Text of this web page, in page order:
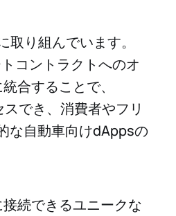
り組んでいます。
コントラクトへのオ
合することで、
でき、消費者やフリ
な自動車向けdAppsの
続できるユニークな